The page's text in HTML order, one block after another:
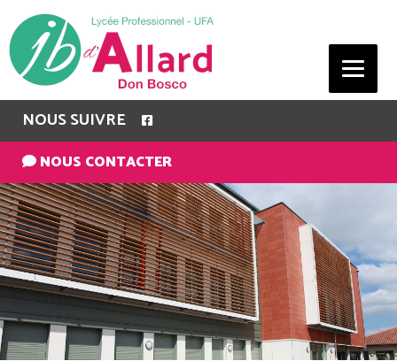
NOUS SUIVRE
NOUS CONTACTER